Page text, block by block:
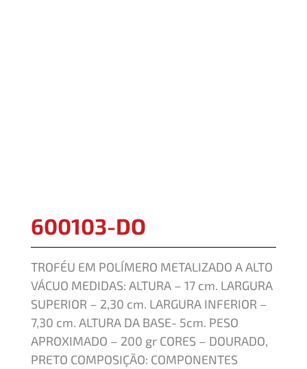
600103-DO
TROFÉU EM POLÍMERO METALIZADO A ALTO
VÁCUO MEDIDAS: ALTURA – 17 cm. LARGURA
SUPERIOR – 2,30 cm. LARGURA INFERIOR –
7,30 cm. ALTURA DA BASE- 5cm. PESO
APROXIMADO – 200 gr CORES – DOURADO,
PRETO COMPOSIÇÃO: COMPONENTES